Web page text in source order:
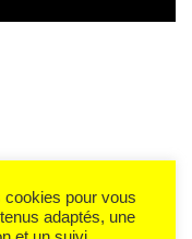
cookies pour vous
adaptés, une